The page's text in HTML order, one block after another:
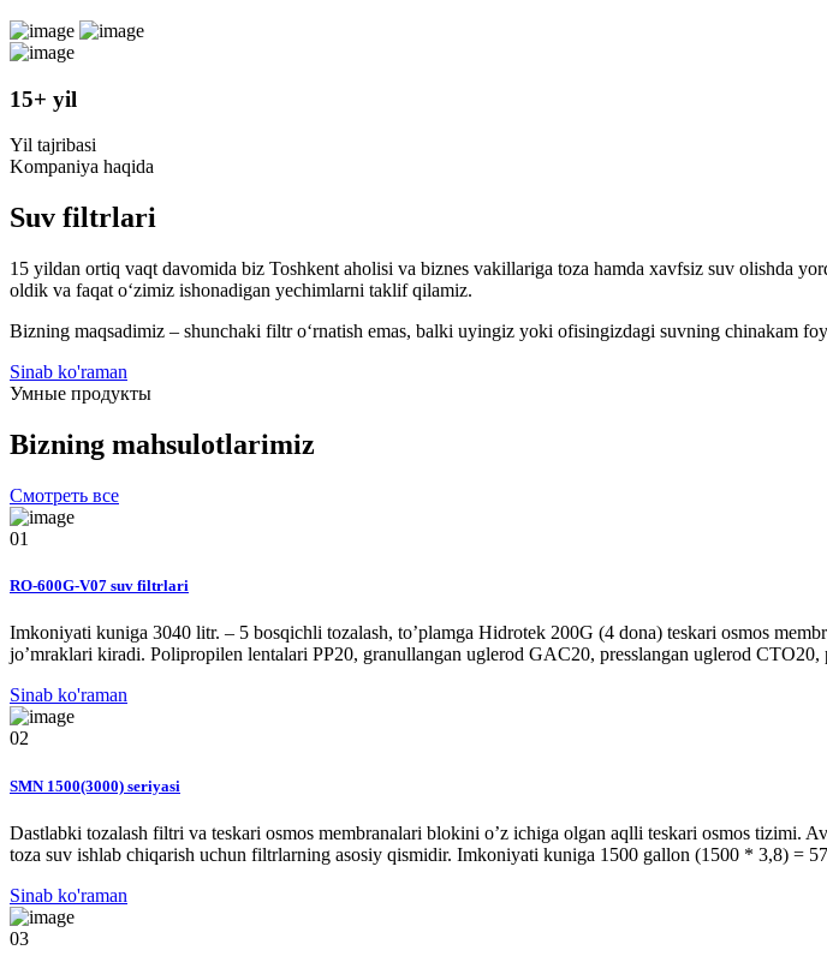
15+ yil
Yil tajribasi
Kompaniya haqida
Suv filtrlari
15 yildan ortiq vaqt davomida biz Toshkent aholisi va biznes vakillariga toza hamda xavfsiz suv olishda
oldik va faqat o‘zimiz ishonadigan yechimlarni taklif qilamiz.
Bizning maqsadimiz – shunchaki filtr o‘rnatish emas, balki uyingiz yoki ofisingizdagi suvning chinakam
Sinab ko'raman
Умные продукты
Bizning mahsulotlarimiz
Смотреть все
01
RO-600G-V07 suv filtrlari
Imkoniyati kuniga 3040 litr. – 5 bosqichli tozalash, to’plamga Hidrotek 200G (4 dona) teskari osmos
jo’mraklari kiradi. Polipropilen lentalari PP20, granullangan uglerod GAC20, presslangan uglerod
Sinab ko'raman
02
SMN 1500(3000) seriyasi
Dastlabki tozalash filtri va teskari osmos membranalari blokini o’z ichiga olgan aqlli teskari osmos
toza suv ishlab chiqarish uchun filtrlarning asosiy qismidir. Imkoniyati kuniga 1500 gallon (1500 * 3,8) =
Sinab ko'raman
03